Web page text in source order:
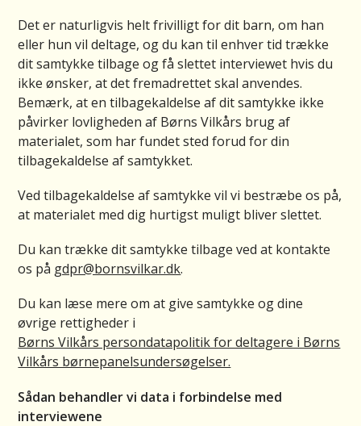
Det er naturligvis helt frivilligt for dit barn, om han
eller hun vil deltage, og du kan til enhver tid trække
dit samtykke tilbage og få slettet interviewet hvis du
ikke ønsker, at det fremadrettet skal anvendes.
Bemærk, at en tilbagekaldelse af dit samtykke ikke
påvirker lovligheden af Børns Vilkårs brug af
materialet, som har fundet sted forud for din
tilbagekaldelse af samtykket.
Ved tilbagekaldelse af samtykke vil vi bestræbe os på,
at materialet med dig hurtigst muligt bliver slettet.
Du kan trække dit samtykke tilbage ved at kontakte
os på gdpr@bornsvilkar.dk.
Du kan læse mere om at give samtykke og dine
øvrige rettigheder i
Børns Vilkårs persondatapolitik for deltagere i Børns
Vilkårs børnepanelsundersøgelser.
Sådan behandler vi data i forbindelse med
interviewene